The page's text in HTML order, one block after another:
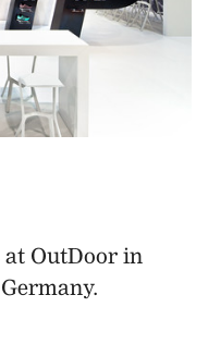
OutDoor in